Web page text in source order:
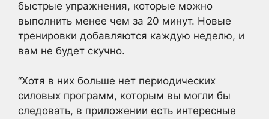
быстрые упражнения, которые можно
выполнить менее чем за 20 минут. Новые
тренировки добавляются каждую неделю, и
вам не будет скучно.
“Хотя в них больше нет периодических
силовых программ, которым вы могли бы
следовать, в приложении есть интересные